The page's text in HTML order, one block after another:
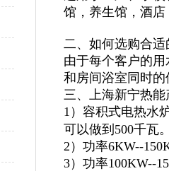
馆， 养生馆，酒
二、如何选购合
由于每个客户的
和房间浴室同时的
三、上海新宁热
1）容积式电热水
可以做到500千瓦
2）功率6KW--
3）功率100KW--